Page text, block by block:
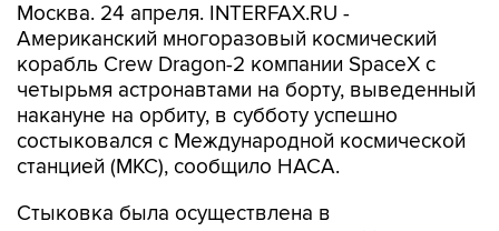
Москва. 24 апреля. INTERFAX.RU -
Американский многоразовый космический
корабль Crew Dragon-2 компании SpaceX с
четырьмя астронавтами на борту, выведенный
накануне на орбиту, в субботу успешно
состыковался с Международной космической
станцией (МКС), сообщило НАСА.
Стыковка была осуществлена в